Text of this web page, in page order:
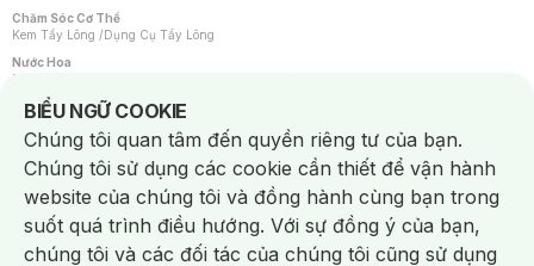
Chăm Sóc Cơ Thể
Kem Tẩy Lông /Dụng Cụ Tẩy Lông
Nước Hoa
Nước Hoa Nữ
Chăm Sóc Cá Nhân
Chống Muỗi /Khẩu Trang /Máy Massage/Mặt Nạ Xông Hơi /Nước Rửa Tay/
Sản Phẩm Chăm Sóc Khác /Bàn Chải Đánh Răng /Bàn Chải Điện/
Hỗ Trợ Trắng Răng/Kem Đánh Răng /Máy Tăm Nước/ Nước Súc Miệng/
Tăm / Chỉ Nha Khoa/ Xịt Thơm Miệng / Dung Dịch Vệ Sinh/Dưỡng Vùng Kín/
Khăn Ướt Vệ Sinh Vùng Kín/Băng Vệ Sinh/Tampon/Bọt Cạo Râu /Dao Cạo Râu/
Máy Cạo Râu
Vấn Đề Về Da
Da Dầu / Lỗ Chân Lông To/ Da Khô / Mất Nước/ Da Lão Hóa/ Da Mụn/
BIỂU NGỮ COOKIE
Notice about cookies usage
Chúng tôi quan tâm đến quyền riêng tư của bạn.
Chúng tôi sử dụng các cookie cần thiết để vận hành
website của chúng tôi và đồng hành cùng bạn trong
suốt quá trình điều hướng. Với sự đồng ý của bạn,
chúng tôi và các đối tác của chúng tôi cũng sử dụng